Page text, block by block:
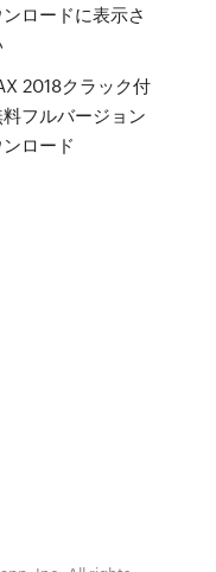
ロードに表示さ
2018クラック付
フルバージョン
ロード